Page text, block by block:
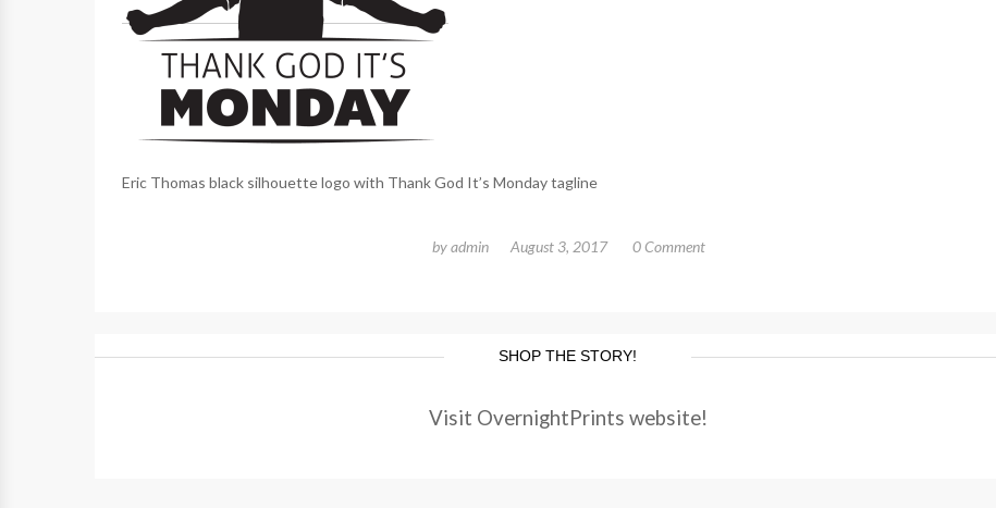
Eric Thomas black silhouette logo with Thank God It’s Monday tagline
byadmin August 3, 2017 0 Comment
SHOP THE STORY!
Visit OvernightPrints website!